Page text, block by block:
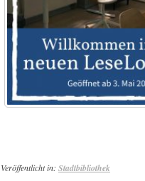
Veröffentlicht in: Stadtbibliothek